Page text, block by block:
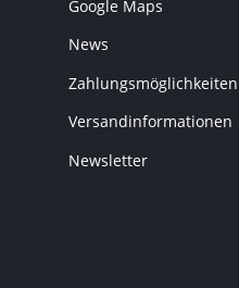
Google Maps
News
Zahlungsmöglichkeiten
Versandinformationen
Newsletter